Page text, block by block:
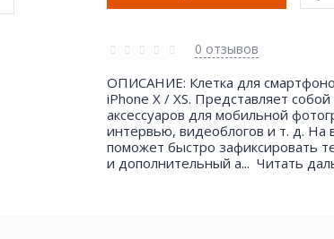
0 отзывов
ОПИСАНИЕ: Клетка для
iPhone X / XS. Представляет
аксессуаров для мобильной
интервью, видеоблогов и т. д.
поможет быстро зафиксировать
и дополнительный а... Читать